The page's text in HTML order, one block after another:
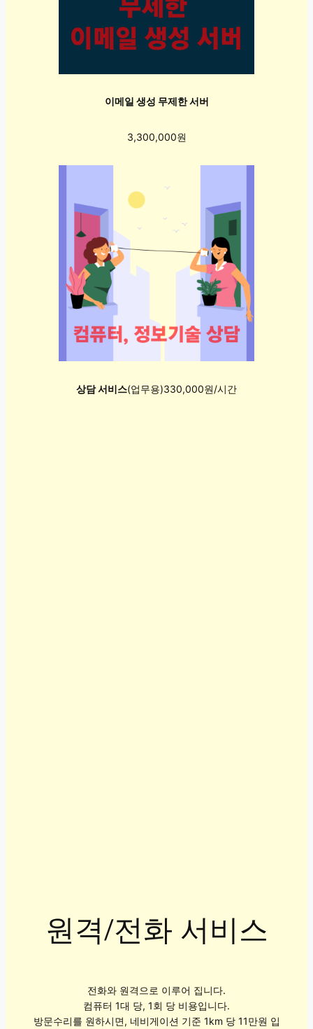
이메일 생성 무제한 서버
3,300,000원
상담 서비스(업무용)330,000원/시간
원격/전화 서비스
전화와 원격으로 이루어 집니다.
컴퓨터 1대 당, 1회 당 비용입니다.
방문수리를 원하시면, 네비게이션 기준 1km 당 11만원 입